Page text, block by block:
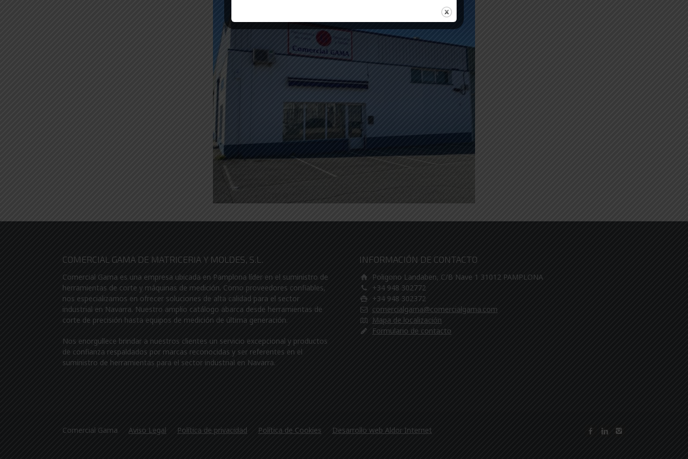
COMERCIAL GAMA DE MATRICERIA Y MOLDES, S.L.
Comercial Gama es una empresa ubicada en Pamplona líder en el suministro de
herramientas de corte y máquinas de medición. Como proveedores confiables,
nos especializamos en ofrecer soluciones de alta calidad para el sector
industrial en Navarra. Nuestro amplio catálogo abarca desde herramientas de
corte de precisión hasta equipos de medición de última generación.
Nos enorgullece brindar a nuestros clientes un servicio excepcional y productos
de confianza respaldados por marcas reconocidas y ser referentes en el
suministro de herramientas para el sector industrial en Navarra.
INFORMACIÓN DE CONTACTO
Poligono Landaben, C/B Nave 1 31012 PAMPLONA
+34 948 302772
+34 948 302372
comercialgama@comercialgama.com
Mapa de localización
Formulario de contacto
Comercial Gama Aviso Legal Política de privacidad Política de Cookies Desarrollo web Aldor Internet